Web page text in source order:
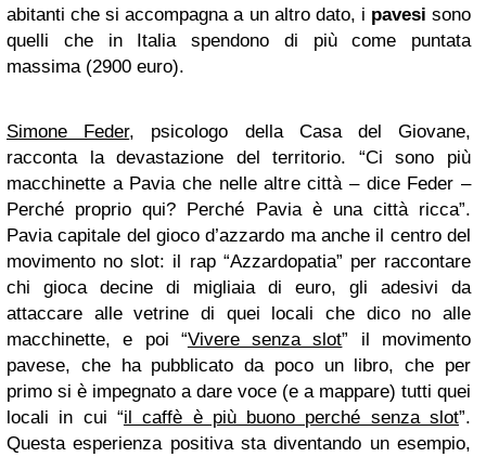
abitanti che si accompagna a un altro dato, i pavesi sono
quelli che in Italia spendono di più come puntata
massima (2900 euro).
Simone Feder, psicologo della Casa del Giovane,
racconta la devastazione del territorio. “Ci sono più
macchinette a Pavia che nelle altre città – dice Feder –
Perché proprio qui? Perché Pavia è una città ricca”.
Pavia capitale del gioco d’azzardo ma anche il centro del
movimento no slot: il rap “Azzardopatia” per raccontare
chi gioca decine di migliaia di euro, gli adesivi da
attaccare alle vetrine di quei locali che dico no alle
macchinette, e poi “Vivere senza slot” il movimento
pavese, che ha pubblicato da poco un libro, che per
primo si è impegnato a dare voce (e a mappare) tutti quei
locali in cui “il caffè è più buono perché senza slot”.
Questa esperienza positiva sta diventando un esempio,